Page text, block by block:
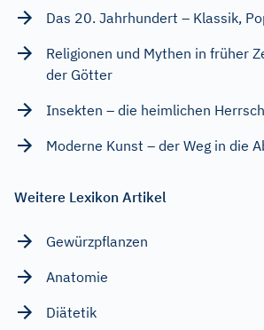
Das 20. Jahrhundert – Klassik,
Religionen und Mythen in früher
der Götter
Insekten – die heimlichen
Moderne Kunst – der Weg in die
Weitere Lexikon Artikel
Gewürzpflanzen
Anatomie
Diätetik